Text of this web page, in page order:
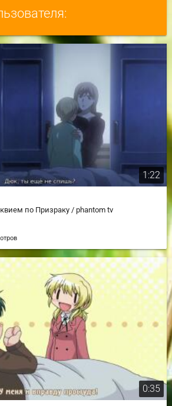
1:22
по Призраку / phantom tv
0:35